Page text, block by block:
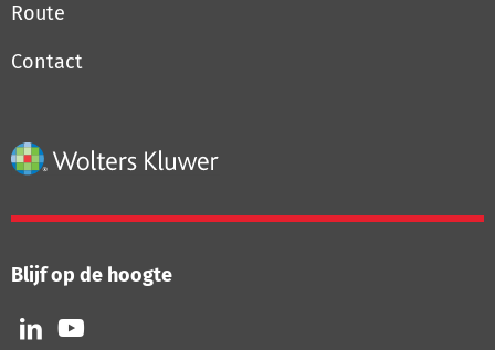
Route
Contact
Blijf op de hoogte
Volg
ons
Volg
ons